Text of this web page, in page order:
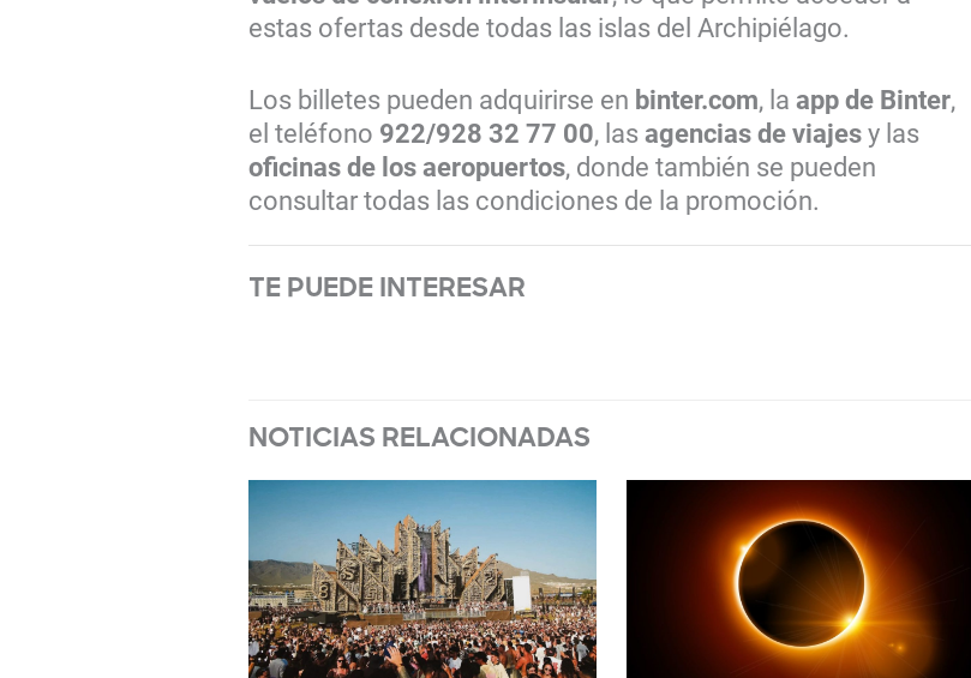
estas ofertas desde todas las islas del Archipiélago.
Los billetes pueden adquirirse en binter.com, la app de Binter,
el teléfono 922/928 32 77 00, las agencias de viajes y las
oficinas de los aeropuertos, donde también se pueden
consultar todas las condiciones de la promoción.
TE PUEDE INTERESAR
NOTICIAS RELACIONADAS